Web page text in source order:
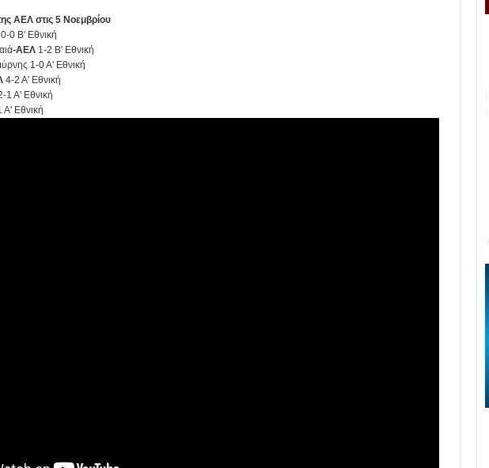
ΑΕΛ στις 5 Νοεμβρίου
0-0 Β' Εθνική
-ΑΕΛ 1-2 Β' Εθνική
1-0 Α' Εθνική
4-2 Α' Εθνική
1 Α' Εθνική
Α' Εθνική